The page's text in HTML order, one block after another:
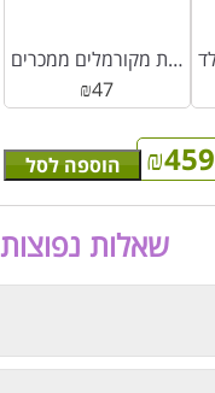
₪459 הוספה לסל
צנצנת מקורמלים ממכרים
₪47
שאלות נפוצות